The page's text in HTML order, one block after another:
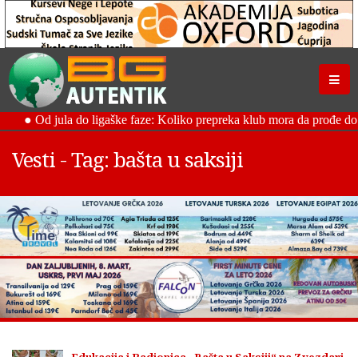
Vesti - Tag: bašta u saksiji